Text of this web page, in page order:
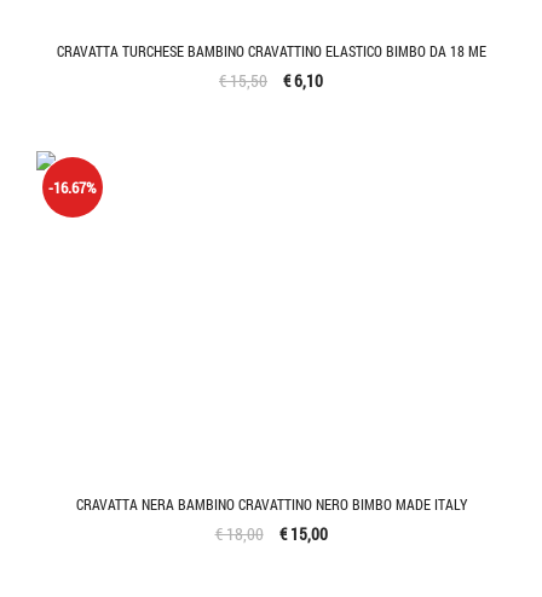
CRAVATTA TURCHESE BAMBINO CRAVATTINO ELASTICO BIMBO DA 18 ME
€ 15,50 € 6,10
CRAVATTA NERA BAMBINO CRAVATTINO NERO BIMBO MADE ITALY
-16.67%
€ 18,00 € 15,00